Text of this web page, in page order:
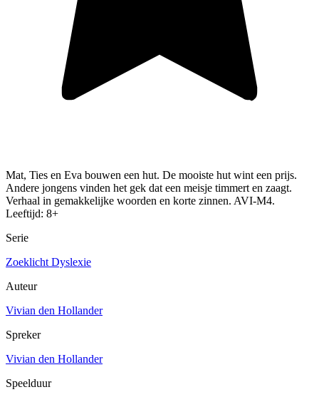
Mat, Ties en Eva bouwen een hut. De mooiste hut wint een prijs.
Andere jongens vinden het gek dat een meisje timmert en zaagt.
Verhaal in gemakkelijke woorden en korte zinnen. AVI-M4.
Leeftijd: 8+
Serie
Zoeklicht Dyslexie
Auteur
Vivian den Hollander
Spreker
Vivian den Hollander
Speelduur